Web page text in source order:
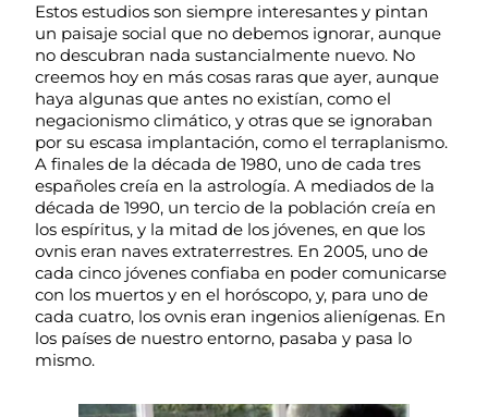
Estos estudios son siempre interesantes y pintan
un paisaje social que no debemos ignorar, aunque
no descubran nada sustancialmente nuevo. No
creemos hoy en más cosas raras que ayer, aunque
haya algunas que antes no existían, como el
negacionismo climático, y otras que se ignoraban
por su escasa implantación, como el terraplanismo.
A finales de la década de 1980, uno de cada tres
españoles creía en la astrología. A mediados de la
década de 1990, un tercio de la población creía en
los espíritus, y la mitad de los jóvenes, en que los
ovnis eran naves extraterrestres. En 2005, uno de
cada cinco jóvenes confiaba en poder comunicarse
con los muertos y en el horóscopo, y, para uno de
cada cuatro, los ovnis eran ingenios alienígenas. En
los países de nuestro entorno, pasaba y pasa lo
mismo.